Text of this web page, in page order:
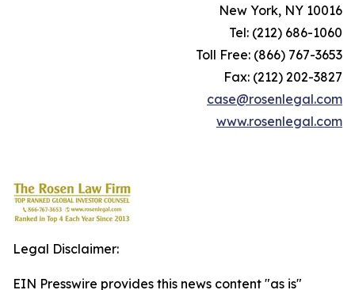
New York, NY 10016
Tel: (212) 686-1060
Toll Free: (866) 767-3653
Fax: (212) 202-3827
case@rosenlegal.com
www.rosenlegal.com
Legal Disclaimer:
EIN Presswire provides this news content "as is"